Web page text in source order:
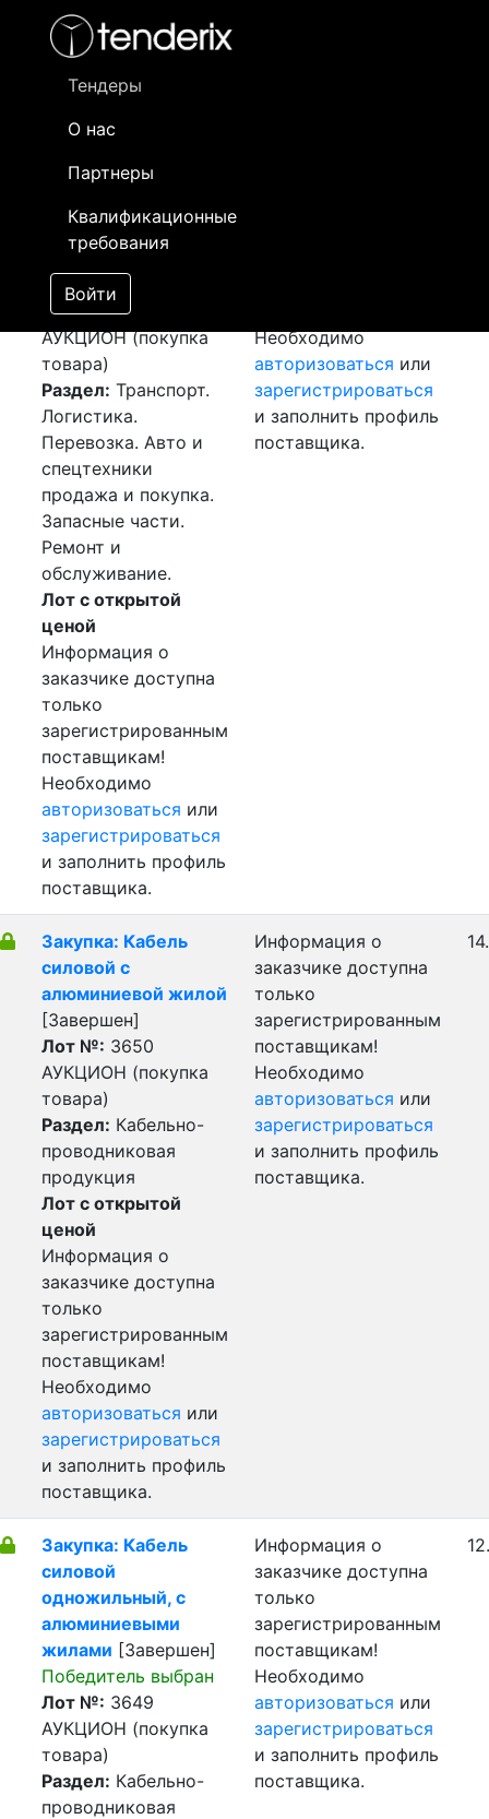
Тендеры
О нас
Партнеры
Квалификационные
требования
Войти
- активный лот
- сохраненный лот (не опубликован)
Закупка: Перевозка
г. Кентау (РК) - г.
Нур-Султан (РК)
[Завершен]
Лот №:3651
АУКЦИОН (покупка
товара)
Раздел: Транспорт.
Логистика.
Перевозка. Авто и
спецтехники
продажа и покупка.
Запасные части.
Ремонт и
обслуживание.
Лот с открытой
ценой
Информация о
заказчике доступна
только
зарегистрированным
поставщикам!
Необходимо
авторизоваться или
зарегистрироваться
и заполнить профиль
поставщика.
Необходимо
авторизоваться или
зарегистрироваться
и заполнить профиль
поставщика.
Закупка: Кабель
силовой с
алюминиевой жилой
[Завершен]
Лот №: 3650
АУКЦИОН (покупка
товара)
Раздел: Кабельно-
проводниковая
продукция
Лот с открытой
ценой
Информация о
заказчике доступна
только
зарегистрированным
поставщикам!
Необходимо
авторизоваться или
зарегистрироваться
и заполнить профиль
поставщика.
Информация о
заказчике доступна
только
зарегистрированным
поставщикам!
Необходимо
авторизоваться или
зарегистрироваться
и заполнить профиль
поставщика.
Закупка: Кабель
силовой
одножильный, с
алюминиевыми
жилами [Завершен]
Победитель выбран
Лот №: 3649
АУКЦИОН (покупка
товара)
Раздел: Кабельно-
проводниковая
Информация о
заказчике доступна
только
зарегистрированным
поставщикам!
Необходимо
авторизоваться или
зарегистрироваться
и заполнить профиль
поставщика.